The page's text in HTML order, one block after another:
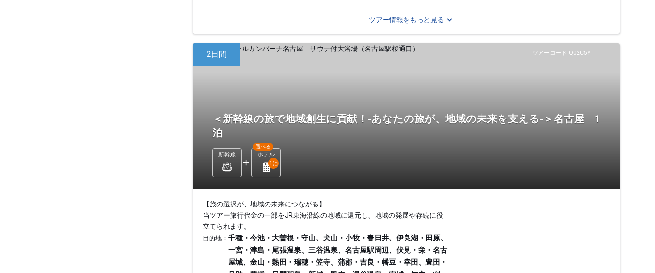
ツアー情報をもっと見る
ツアーコード Q02C5Y
2日間
＜新幹線の旅で地域創生に貢献！-あなたの旅が、地域の未来を支える-＞名古屋 1
泊
新幹線 ホテル
選べる
1 泊
【旅の選択が、地域の未来につながる】
当ツアー旅行代金の一部をJR東海沿線の地域に還元し、地域の発展や存続に役
立てられます。
目的地： 千種・今池・大曽根・守山、犬山・小牧・春日井、伊良湖・田原、
一宮・津島・尾張温泉、三谷温泉、名古屋駅周辺、伏見・栄・名古
屋城、金山・熱田・瑞穂・笠寺、蒲郡・吉良・幡豆・幸田、豊田・